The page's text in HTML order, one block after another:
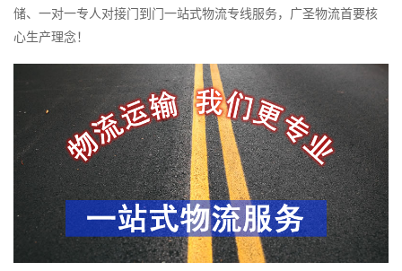
储、一对一专人对接门到门一站式物流专线服务，广圣物流首要核
心生产理念！